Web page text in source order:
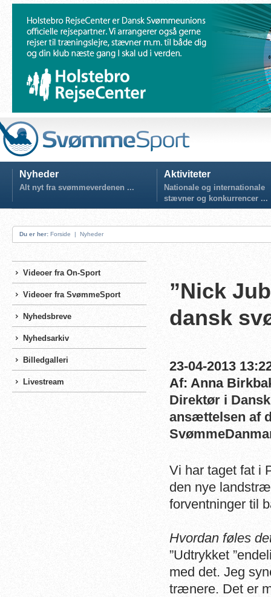
Nyheder
Alt nyt fra svømmeverdenen ...
Aktiviteter
Nationale og internationale
stævner og konkurrencer ...
Du er her: Forside | Nyheder
Videoer fra On-Sport
Videoer fra SvømmeSport
Nyhedsbreve
Nyhedsarkiv
Billedgalleri
Livestream
”Nick
dansk
23-04-2013
Af: Anna
Direktør i
ansættelsen af
Vi har taget fat i
den nye
forventninger til
Hvordan føles
”Udtrykket
med det. Jeg
trænere. Det er